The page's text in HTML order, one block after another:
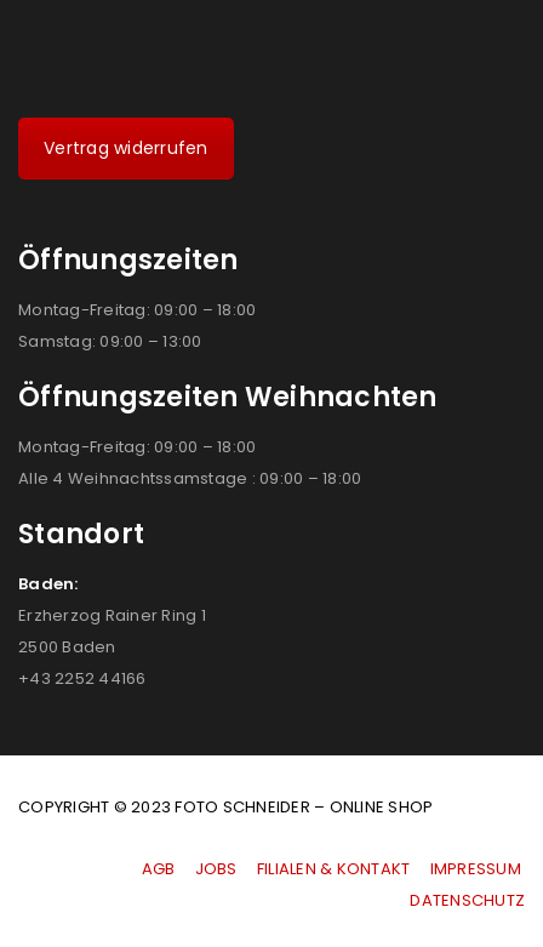
Vertrag widerrufen
Öffnungszeiten
Montag-Freitag: 09:00 – 18:00
Samstag: 09:00 – 13:00
Öffnungszeiten Weihnachten
Montag-Freitag: 09:00 – 18:00
Alle 4 Weihnachtssamstage : 09:00 – 18:00
Standort
Baden:
Erzherzog Rainer Ring 1
2500 Baden
+43 2252 44166
COPYRIGHT © 2023 FOTO SCHNEIDER – ONLINE SHOP
AGB JOBS FILIALEN & KONTAKT
IMPRESSUM
|DATENSCHUTZ